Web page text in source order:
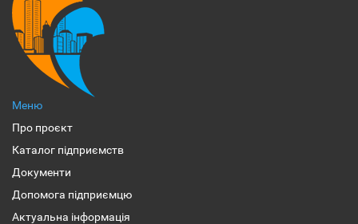
Меню
Про проєкт
Каталог підприємств
Документи
Допомога підприємцю
Актуальна інформація